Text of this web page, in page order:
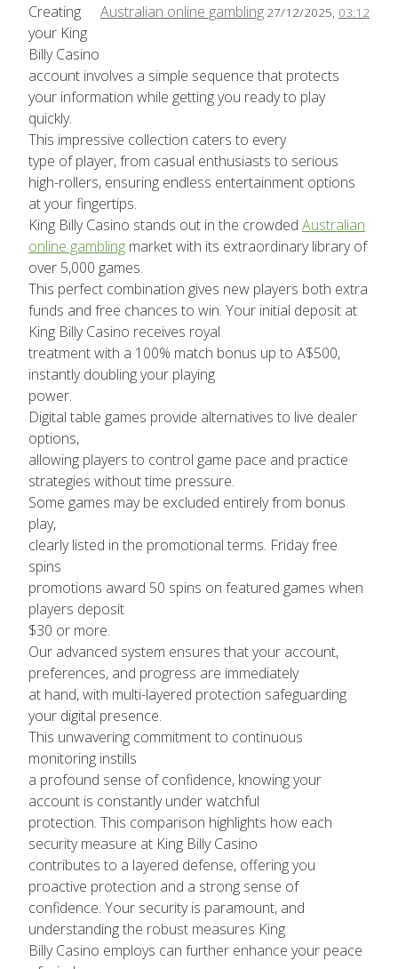
Australian online gambling 27/12/2025, 03:12
Creating
your King
Billy Casino
account involves a simple sequence that protects
your information while getting you ready to play
quickly.
This impressive collection caters to every
type of player, from casual enthusiasts to serious
high-rollers, ensuring endless entertainment options
at your fingertips.
King Billy Casino stands out in the crowded Australian
online gambling market with its extraordinary library of
over 5,000 games.
This perfect combination gives new players both extra
funds and free chances to win. Your initial deposit at
King Billy Casino receives royal
treatment with a 100% match bonus up to A$500,
instantly doubling your playing
power.
Digital table games provide alternatives to live dealer
options,
allowing players to control game pace and practice
strategies without time pressure.
Some games may be excluded entirely from bonus
play,
clearly listed in the promotional terms. Friday free
spins
promotions award 50 spins on featured games when
players deposit
$30 or more.
Our advanced system ensures that your account,
preferences, and progress are immediately
at hand, with multi-layered protection safeguarding
your digital presence.
This unwavering commitment to continuous
monitoring instills
a profound sense of confidence, knowing your
account is constantly under watchful
protection. This comparison highlights how each
security measure at King Billy Casino
contributes to a layered defense, offering you
proactive protection and a strong sense of
confidence. Your security is paramount, and
understanding the robust measures King
Billy Casino employs can further enhance your peace